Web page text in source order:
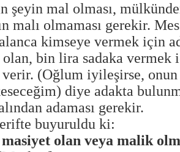
şeyin mal olması,
malı olmaması gerekir.
kimseye vermek için
bin lira sadaka vermek
(Oğlum iyileşirse, onun
diye adakta
adaması gerekir.
buyuruldu ki:
olan veya malik